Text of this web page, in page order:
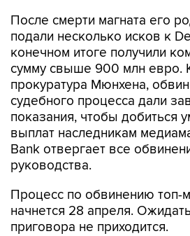
После смерти магната его
подали несколько исков к
конечном итоге получили
сумму свыше 900 млн евро.
прокуратура Мюнхена,
судебного процесса дали
показания, чтобы добиться
выплат наследникам
Bank отвергает все
руководства.
Процесс по обвинению топ-
начнется 28 апреля.
приговора не приходится.